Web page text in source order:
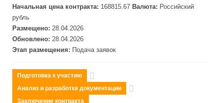
Начальная цена контракта: 168815.67 Валюта: Российский
рубль
Размещено: 28.04.2026
Обновлено: 28.04.2026
Этап размещения: Подача заявок
Подготовка к участию
Анализ и разработка документации
Заключение контракта